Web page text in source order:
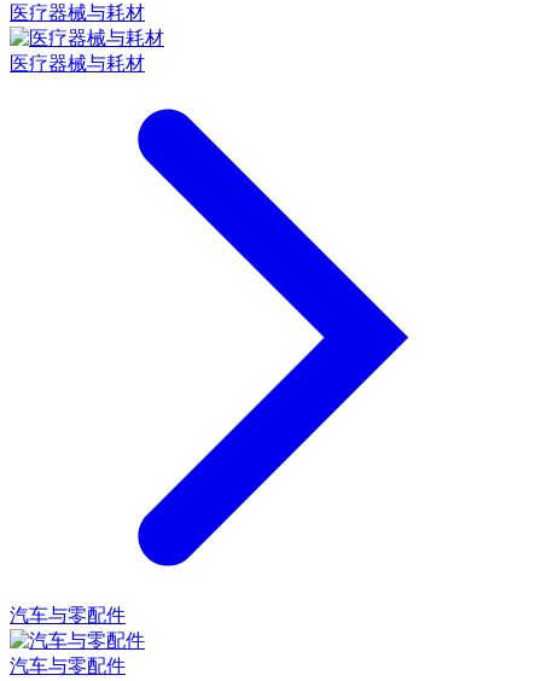
医疗器械与耗材
医疗器械与耗材
汽车与零配件
汽车与零配件